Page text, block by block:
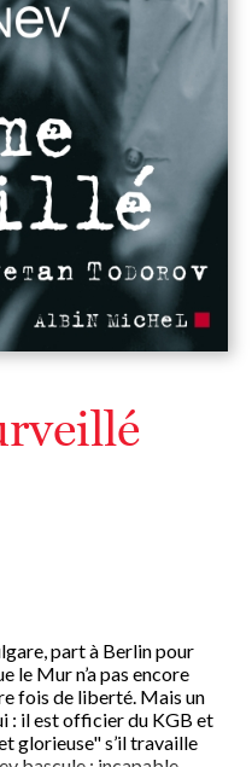
part à Berlin pour
le Mur n’a pas encore
fois de liberté. Mais un
: il est officier du KGB et
glorieuse" s’il travaille